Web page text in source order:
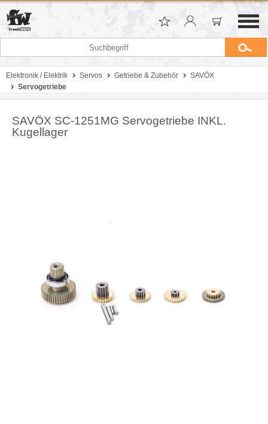
Elektronik / Elektrik Servos Getriebe & Zubehör
SAVÖX
Servogetriebe
SAVÖX SC-1251MG Servogetriebe INKL.
Kugellager